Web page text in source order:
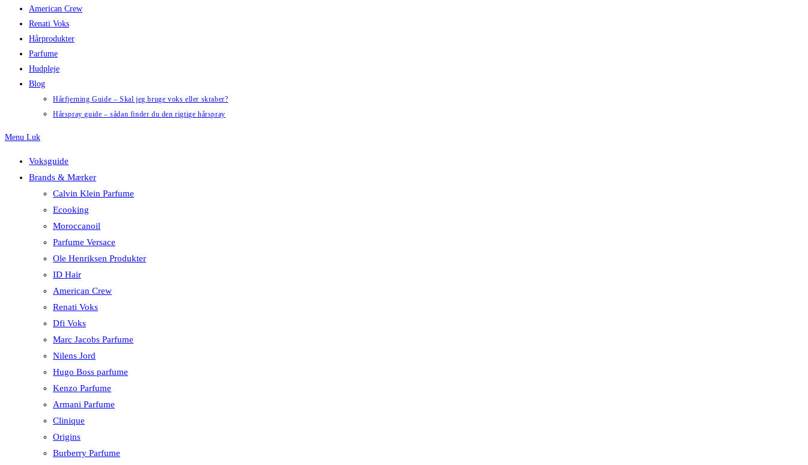
American Crew
Renati Voks
Hårprodukter
Parfume
Hudpleje
Blog
Hårfjerning Guide – Skal jeg bruge voks eller skraber?
Hårspray guide – sådan finder du den rigtige hårspray
Menu Luk
Voksguide
Brands & Mærker
Calvin Klein Parfume
Ecooking
Moroccanoil
Parfume Versace
Ole Henriksen Produkter
ID Hair
American Crew
Renati Voks
Dfi Voks
Marc Jacobs Parfume
Nilens Jord
Hugo Boss parfume
Kenzo Parfume
Armani Parfume
Clinique
Origins
Burberry Parfume